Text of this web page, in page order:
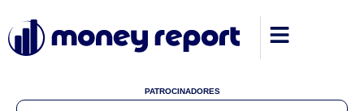
PATROCINADORES